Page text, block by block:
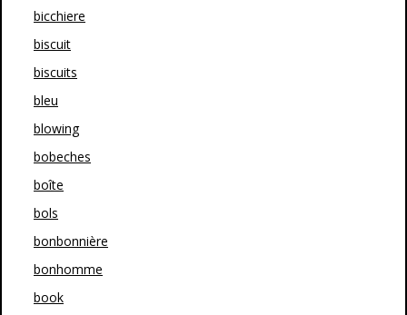
bicchiere
biscuit
biscuits
bleu
blowing
bobeches
boîte
bols
bonbonnière
bonhomme
book